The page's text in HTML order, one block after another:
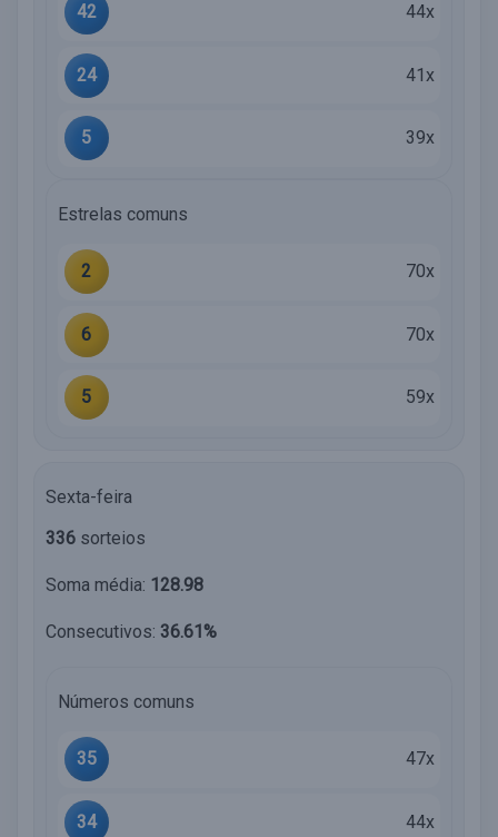
42 44x
24 41x
5 39x
Estrelas comuns
2 70x
6 70x
5 59x
Sexta-feira
336 sorteios
Soma média: 128.98
Consecutivos: 36.61%
Números comuns
35 47x
34 44x